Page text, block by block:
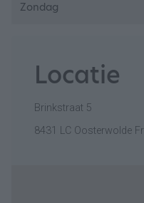
Zondag
Locatie
Brinkstraat 5
8431 LC Oosterwolde Fr